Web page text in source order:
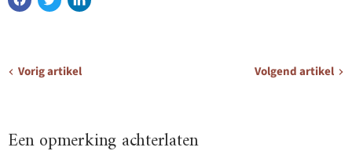
Vorig artikel Volgend artikel
Een opmerking achterlaten